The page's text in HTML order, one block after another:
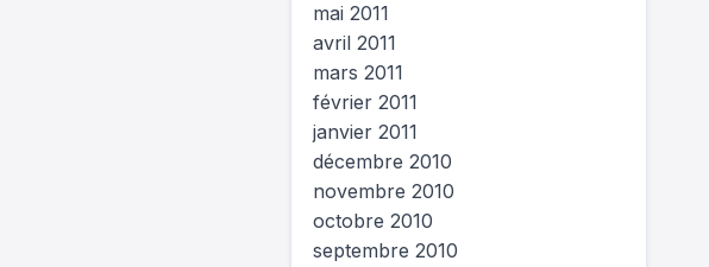
mai 2011
avril 2011
mars 2011
février 2011
janvier 2011
décembre 2010
novembre 2010
octobre 2010
septembre 2010